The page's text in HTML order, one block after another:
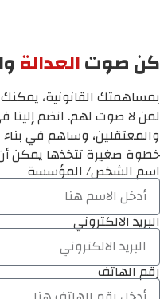
كن صوتالعدالة
بمساهمتك القانونية،
لمن لا صوت لهم. انضم إلينا
والمعتقلين، وساهم في
خطوة صغيرة تتخذها يمكن أن
اسم الشخص/ المؤسسة
البريد الالكتروني
رقم الهاتف